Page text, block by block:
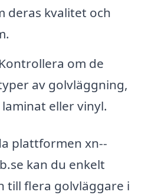
deras kvalitet och
om de
av golvläggning,
eller vinyl.
plattformen xn--
kan du enkelt
till flera golvläggare i